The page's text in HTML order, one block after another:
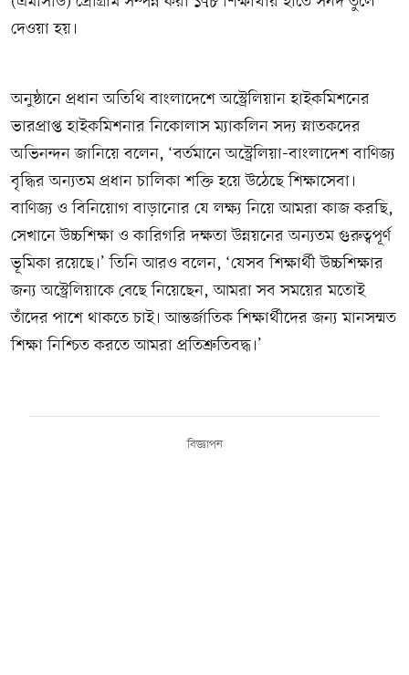
দেওয়া হয়।
অনুষ্ঠানে প্রধান অতিথি বাংলাদেশে অস্ট্রেলিয়ান হাইকমিশনের
ভারপ্রাপ্ত হাইকমিশনার নিকোলাস ম্যাকলিন সদ্য স্নাতকদের
অভিনন্দন জানিয়ে বলেন, ‘বর্তমানে অস্ট্রেলিয়া-বাংলাদেশ বাণিজ্য
বৃদ্ধির অন্যতম প্রধান চালিকা শক্তি হয়ে উঠেছে শিক্ষাসেবা।
বাণিজ্য ও বিনিয়োগ বাড়ানোর যে লক্ষ্য নিয়ে আমরা কাজ করছি,
সেখানে উচ্চশিক্ষা ও কারিগরি দক্ষতা উন্নয়নের অন্যতম গুরুত্বপূর্ণ
ভূমিকা রয়েছে।’ তিনি আরও বলেন, ‘যেসব শিক্ষার্থী উচ্চশিক্ষার
জন্য অস্ট্রেলিয়াকে বেছে নিয়েছেন, আমরা সব সময়ের মতোই
তাঁদের পাশে থাকতে চাই। আন্তর্জাতিক শিক্ষার্থীদের জন্য মানসম্মত
শিক্ষা নিশ্চিত করতে আমরা প্রতিশ্রুতিবদ্ধ।’
বিজ্ঞাপন